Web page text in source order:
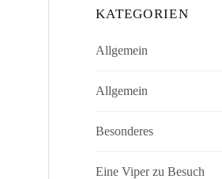
KATEGORIEN
Allgemein
Allgemein
Besonderes
Eine Viper zu Besuch